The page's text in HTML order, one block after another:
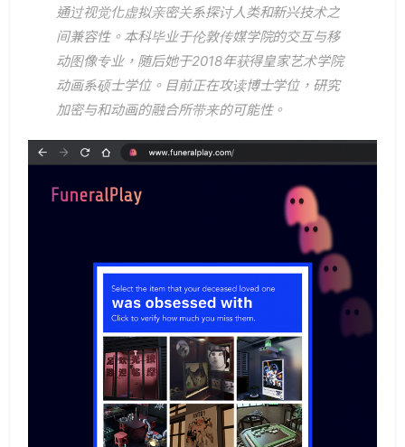
通过视觉化虚拟亲密关系探讨人类和新兴技术之
间兼容性。本科毕业于伦敦传媒学院的交互与移
动图像专业，随后她于2018年获得皇家艺术学院
动画系硕士学位。目前正在攻读博士学位，研究
加密与和动画的融合所带来的可能性。